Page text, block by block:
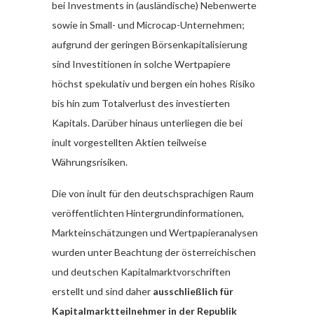
bei Investments in (ausländische) Nebenwerte
sowie in Small- und Microcap-Unternehmen;
aufgrund der geringen Börsenkapitalisierung
sind Investitionen in solche Wertpapiere
höchst spekulativ und bergen ein hohes Risiko
bis hin zum Totalverlust des investierten
Kapitals. Darüber hinaus unterliegen die bei
inult vorgestellten Aktien teilweise
Währungsrisiken.
Die von inult für den deutschsprachigen Raum
veröffentlichten Hintergrundinformationen,
Markteinschätzungen und Wertpapieranalysen
wurden unter Beachtung der österreichischen
und deutschen Kapitalmarktvorschriften
erstellt und sind daher ausschließlich für
Kapitalmarktteilnehmer in der Republik